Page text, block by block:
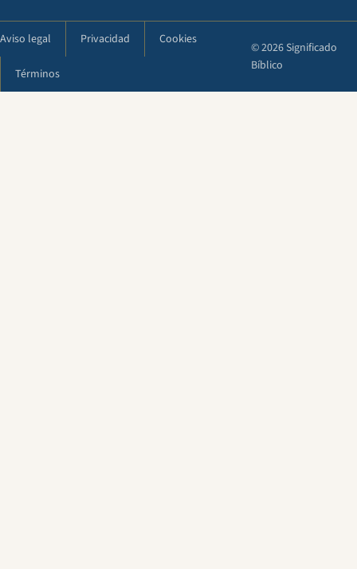
Aviso legal Privacidad Cookies
Términos
© 2026 Significado
Bíblico